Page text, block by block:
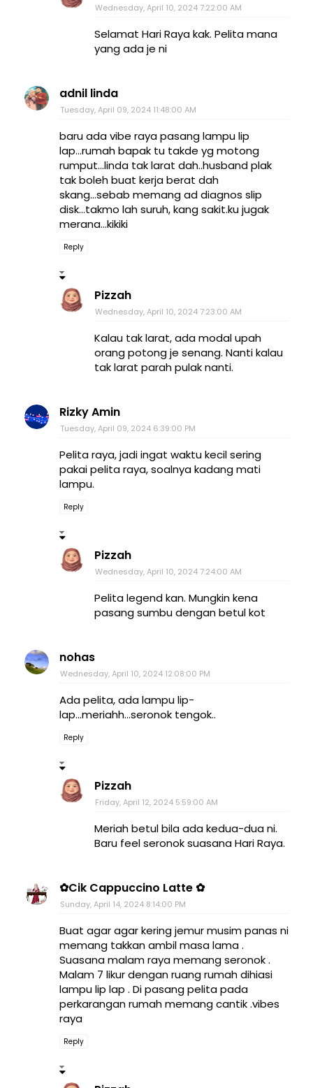
Wednesday, April 10, 2024 7:22:00 AM
Selamat Hari Raya kak. Pelita mana
yang ada je ni
adnil linda
Tuesday, April 09, 2024 11:48:00 AM
baru ada vibe raya pasang lampu lip
lap...rumah bapak tu takde yg motong
rumput...linda tak larat dah..husband plak
tak boleh buat kerja berat dah
skang...sebab memang ad diagnos slip
disk...takmo lah suruh, kang sakit.ku jugak
merana...kikiki
Reply
Pizzah
Wednesday, April 10, 2024 7:23:00 AM
Kalau tak larat, ada modal upah
orang potong je senang. Nanti kalau
tak larat parah pulak nanti.
Rizky Amin
Tuesday, April 09, 2024 6:39:00 PM
Pelita raya, jadi ingat waktu kecil sering
pakai pelita raya, soalnya kadang mati
lampu.
Reply
Pizzah
Wednesday, April 10, 2024 7:24:00 AM
Pelita legend kan. Mungkin kena
pasang sumbu dengan betul kot
nohas
Wednesday, April 10, 2024 12:08:00 PM
Ada pelita, ada lampu lip-
lap...meriahh...seronok tengok..
Reply
Pizzah
Friday, April 12, 2024 5:59:00 AM
Meriah betul bila ada kedua-dua ni.
Baru feel seronok suasana Hari Raya.
✿Cik Cappuccino Latte ✿
Sunday, April 14, 2024 8:14:00 PM
Buat agar agar kering jemur musim panas ni
memang takkan ambil masa lama .
Suasana malam raya memang seronok .
Malam 7 likur dengan ruang rumah dihiasi
lampu lip lap . Di pasang pelita pada
perkarangan rumah memang cantik .vibes
raya
Reply